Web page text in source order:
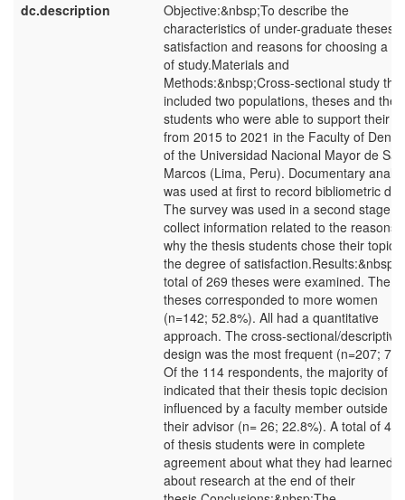
dc.description
Objective:&nbsp;To describe the
characteristics of under-graduate theses,
satisfaction and reasons for choosing a
of study.Materials and
Methods:&nbsp;Cross-sectional study that
included two populations, theses and
students who were able to support their
from 2015 to 2021 in the Faculty of
of the Universidad Nacional Mayor de San
Marcos (Lima, Peru). Documentary
was used at first to record bibliometric
The survey was used in a second stage to
collect information related to the reasons
why the thesis students chose their topic
the degree of satisfaction.Results:&nbsp;A
total of 269 theses were examined. The
theses corresponded to more women
(n=142; 52.8%). All had a quantitative
approach. The cross-sectional/descriptive
design was the most frequent (n=207;
Of the 114 respondents, the majority of
indicated that their thesis topic decision
influenced by a faculty member outside of
their advisor (n= 26; 22.8%). A total of
of thesis students were in complete
agreement about what they had learned
about research at the end of their